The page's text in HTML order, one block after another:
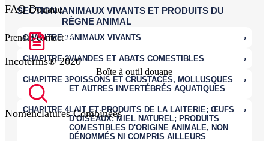
Prendre contact
Boîte à outil douane
FAQ Douane
Incoterms® 2020
Nomenclatures Combinées